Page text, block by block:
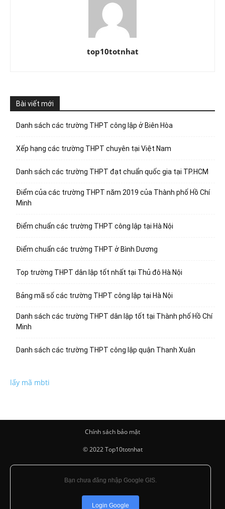
top10totnhat
Bài viết mới
Danh sách các trường THPT công lập ở Biên Hòa
Xếp hạng các trường THPT chuyên tại Việt Nam
Danh sách các trường THPT đạt chuẩn quốc gia tại TP.HCM
Điểm của các trường THPT năm 2019 của Thành phố Hồ Chí
Minh
Điểm chuẩn các trường THPT công lập tại Hà Nội
Điểm chuẩn các trường THPT ở Bình Dương
Top trường THPT dân lập tốt nhất tại Thủ đô Hà Nội
Bảng mã số các trường THPT công lập tại Hà Nội
Danh sách các trường THPT dân lập tốt tại Thành phố Hồ Chí
Minh
Danh sách các trường THPT công lập quận Thanh Xuân
lấy mã mbti
Chính sách bảo mật
© 2022 Top10totnhat
Bạn chưa đăng nhập Google GIS.
Login Google